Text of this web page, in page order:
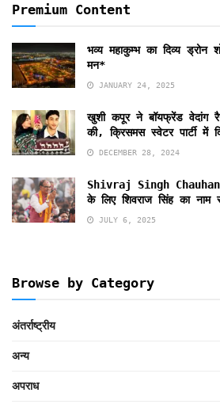
Premium Content
भव्य महाकुम्भ का दिव्य ड्रोन
मन*
JANUARY 24, 2025
खुशी कपूर ने बॉयफ्रेंड वेदांग
की, क्रिसमस स्वेटर पार्टी में
DECEMBER 28, 2024
Shivraj Singh Chauhan -
के लिए शिवराज सिंह का
JULY 6, 2025
Browse by Category
अंतर्राष्ट्रीय
अन्य
अपराध